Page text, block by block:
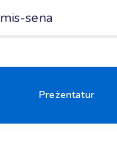
mis-sena
Preżentatur